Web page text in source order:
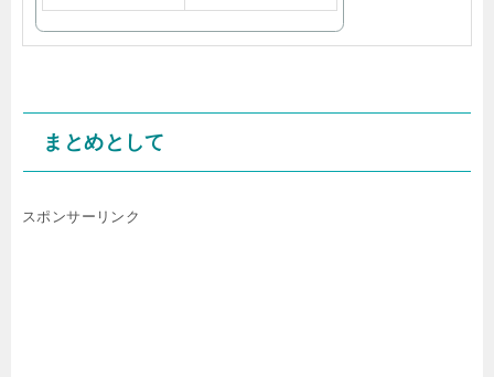
まとめとして
スポンサーリンク